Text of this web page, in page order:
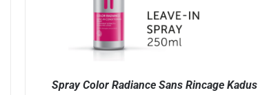
Spray Color Radiance Sans Rincage Kadus